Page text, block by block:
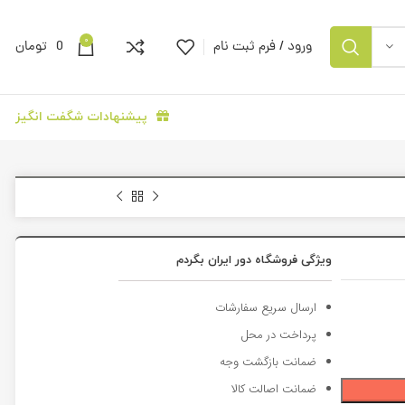
ورود / فرم ثبت نام 0
0 تومان
پیشنهادات شگفت انگیز
ویژگی فروشگاه دور ایران بگردم
ارسال سریع سفارشات
پرداخت در محل
ضمانت بازگشت وجه
ضمانت اصالت کالا